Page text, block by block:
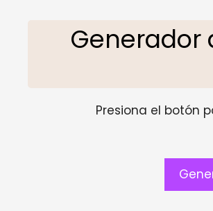
Generador
Presiona el botón